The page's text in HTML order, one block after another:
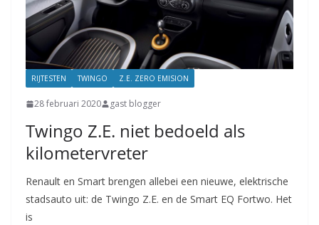
RIJTESTEN TWINGO Z.E. ZERO EMISION
28 februari 2020 gast blogger
Twingo Z.E. niet bedoeld als
kilometervreter
Renault en Smart brengen allebei een nieuwe, elektrische
stadsauto uit: de Twingo Z.E. en de Smart EQ Fortwo. Het
is